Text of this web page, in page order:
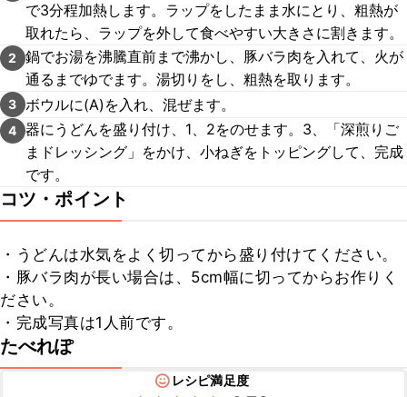
で3分程加熱します。ラップをしたまま水にとり、粗熱が
取れたら、ラップを外して食べやすい大きさに割きます。
2
鍋でお湯を沸騰直前まで沸かし、豚バラ肉を入れて、火が
通るまでゆでます。湯切りをし、粗熱を取ります。
3 ボウルに(A)を入れ、混ぜます。
4 器にうどんを盛り付け、1、2をのせます。3、「深煎りご
まドレッシング」をかけ、小ねぎをトッピングして、完成
です。
コツ・ポイント
・うどんは水気をよく切ってから盛り付けてください。
・豚バラ肉が長い場合は、5cm幅に切ってからお作りく
ださい。
・完成写真は1人前です。
たべれぽ
レシピ満足度